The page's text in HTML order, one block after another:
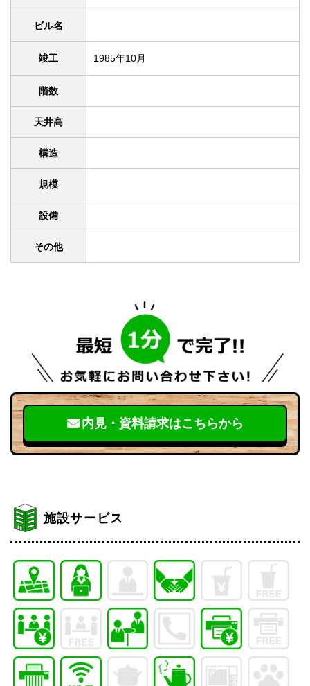
ビル名
竣工 1985年10月
階数
天井高
構造
規模
設備
その他
内見・資料請求はこちらから
施設サービス